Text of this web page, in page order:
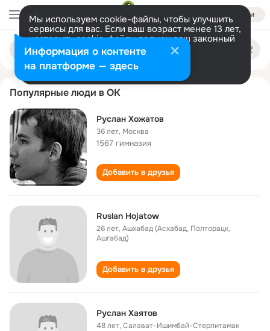
Войти
Мы используем cookie-файлы, чтобы улучшить
сервисы для вас. Если ваш возраст менее 13 лет,
настроить cookie-файлы должен ваш законный
представитель. Больше информации
Разрешить все Настроить
Поиск
людям
rus khozhatov
Популярные люди в ОК
Руслан Хожатов
36 лет, Москва
1567 гимназия
Добавить в друзья
Ruslan Hojatow
26 лет,Ашхабад (Асхабад, Полторацк,
Ашгабад)
Добавить в друзья
Руслан Хаятов
48 лет,Салават-Ишимбай-Стерлитамак
Информация о контенте
на платформе — здесь